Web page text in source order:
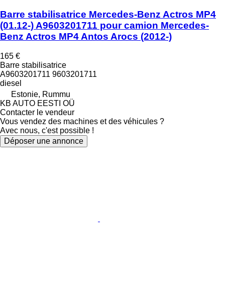
Barre stabilisatrice Mercedes-Benz Actros MP4
(01.12-) A9603201711 pour camion Mercedes-
Benz Actros MP4 Antos Arocs (2012-)
165 €
Barre stabilisatrice
A9603201711 9603201711
diesel
Estonie, Rummu
KB AUTO EESTI OÜ
Contacter le vendeur
Vous vendez des machines et des véhicules ?
Avec nous, c'est possible !
Déposer une annonce